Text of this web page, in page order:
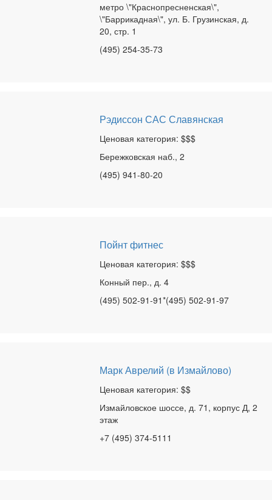
метро \"Краснопресненская\",
\"Баррикадная\", ул. Б. Грузинская, д.
20, стр. 1
(495) 254-35-73
Рэдиссон САС Славянская
Ценовая категория: $$$
Бережковская наб., 2
(495) 941-80-20
Пойнт фитнес
Ценовая категория: $$$
Конный пер., д. 4
(495) 502-91-91*(495) 502-91-97
Марк Аврелий (в Измайлово)
Ценовая категория: $$
Измайловское шоссе, д. 71, корпус Д, 2
этаж
+7 (495) 374-5111